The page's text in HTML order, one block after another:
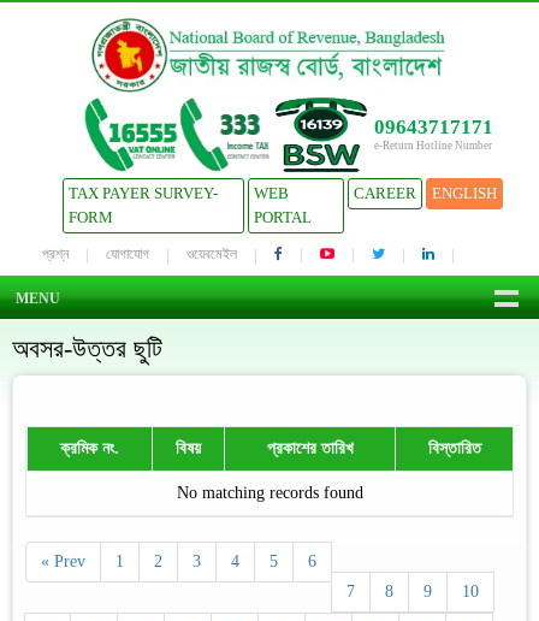
09643717171
e-Return Hotline Number
TAX PAYER SURVEY-
FORM
WEB
PORTAL
CAREER ENGLISH
প্রশ্ন যোগাযোগ ওয়েবমেইল
MENU
অবসর-উত্তর ছুটি
ক্রমিক নং. বিষয় প্রকাশের তারিখ বিস্তারিত
No matching records found
« Prev 1 2 3 4 5
6
7
8 9 10